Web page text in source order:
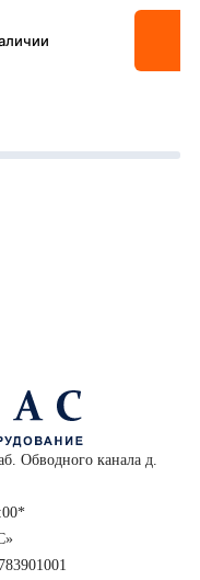
Обводного канала д.